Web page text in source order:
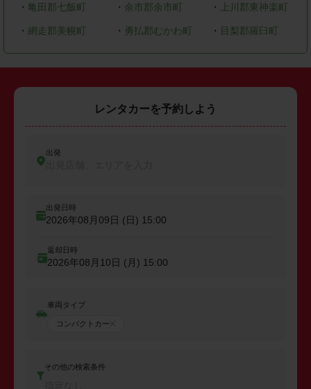
・ 亀田郡七飯町 ・ 余市郡余市町 ・ 上川郡東神楽町
・ 網走郡美幌町 ・ 勇払郡むかわ町 ・ 目梨郡羅臼町
レンタカーを予約しよう
出発
出発日時
2026年08月09日 (日) 15:00
返却日時
2026年08月10日 (月) 15:00
車両タイプ
コンパクトカー
その他の検索条件